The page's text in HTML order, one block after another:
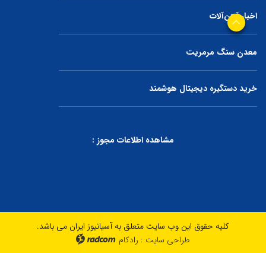
اخبار آهن‌آلات
معدن سنگ مرمریت
خرید دستگیره دیجیتال هوشمند
مشاهده اطلاعات مجوز :
کلیه حقوق این وب سایت متعلق به آسیانیوز ایران می باشد.
طراحی سایت : رادکام radcom